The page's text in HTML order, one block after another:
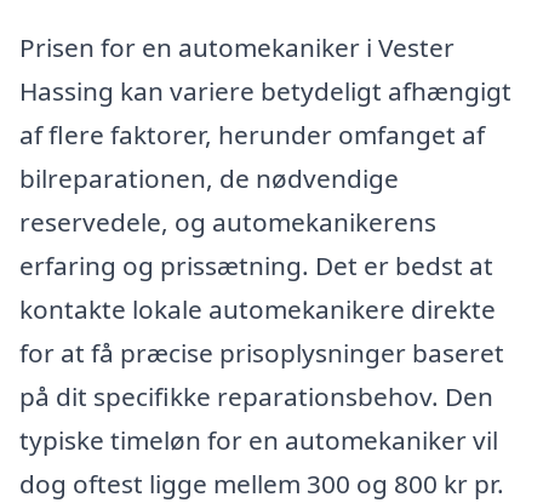
Prisen for en automekaniker i Vester
Hassing kan variere betydeligt afhængigt
af flere faktorer, herunder omfanget af
bilreparationen, de nødvendige
reservedele, og automekanikerens
erfaring og prissætning. Det er bedst at
kontakte lokale automekanikere direkte
for at få præcise prisoplysninger baseret
på dit specifikke reparationsbehov. Den
typiske timeløn for en automekaniker vil
dog oftest ligge mellem 300 og 800 kr pr.